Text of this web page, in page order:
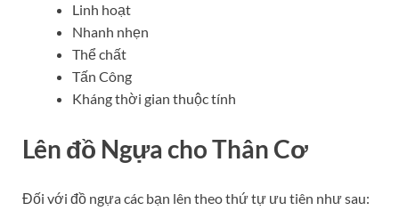
Linh hoạt
Nhanh nhẹn
Thể chất
Tấn Công
Kháng thời gian thuộc tính
Lên đồ Ngựa cho Thân Cơ
Đối với đồ ngựa các bạn lên theo thứ tự ưu tiên như sau: